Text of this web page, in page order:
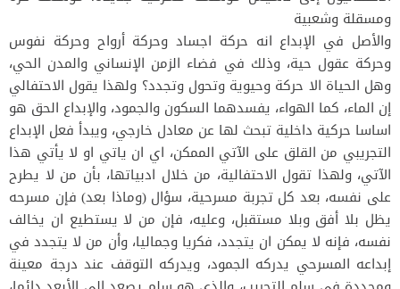
ومسقلة وشعبية
والأصل في الإبداع انه حركة اجساد وحركة أرواح وحركة نفوس
وحركة عقول حية، وذلك في فضاء الزمن الإنساني والمدن الحي،
وهل الحياة الا حركة وحيوية وتحول وتجدد؟ ولهذا يقول الاحتفالي
إن الماء، كما الهواء، يفسدهما السكون والجمود، والإبداع الحق هو
اساسا حركية داخلية تبحث لها عن معادل خارجي، ويبدأ فعل الإبداع
التجريبي من القلق على الآتي الممكن، اي ان ياتي او لا يأتي هذا
الآتي، ولهذا تقول الاحتفالية، من خلال ادبياتها، بأن من لا يطرح
على نفسه، بعد كل تجربة مسرحية، سؤال (وماذا بعد) فإن مسرحه
يظل بلا أفق وبلا مستقبل، وعليه، فإن من لا يستطيع ان يخالف
نفسه، فإنه لا يمكن ان يتجدد، فكريا وجماليا، وأن من لا يتجدد في
إبداعه المسرحي يدركه الجمود، ويدركه التوقف عند درجة معينة